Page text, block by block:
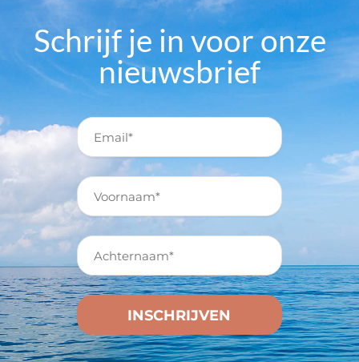
Schrijf je in voor onze
nieuwsbrief